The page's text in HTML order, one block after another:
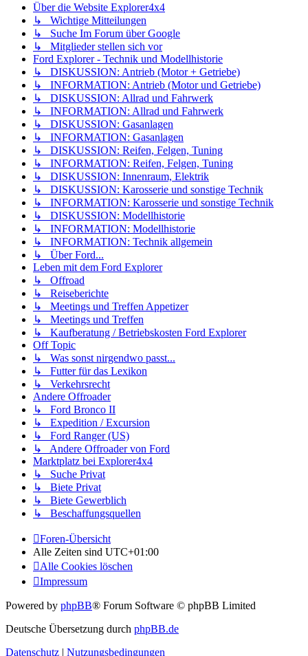
Über die Website Explorer4x4
↳ Wichtige Mitteilungen
↳ Suche Im Forum über Google
↳ Mitglieder stellen sich vor
Ford Explorer - Technik und Modellhistorie
↳ DISKUSSION: Antrieb (Motor + Getriebe)
↳ INFORMATION: Antrieb (Motor und Getriebe)
↳ DISKUSSION: Allrad und Fahrwerk
↳ INFORMATION: Allrad und Fahrwerk
↳ DISKUSSION: Gasanlagen
↳ INFORMATION: Gasanlagen
↳ DISKUSSION: Reifen, Felgen, Tuning
↳ INFORMATION: Reifen, Felgen, Tuning
↳ DISKUSSION: Innenraum, Elektrik
↳ DISKUSSION: Karosserie und sonstige Technik
↳ INFORMATION: Karosserie und sonstige Technik
↳ DISKUSSION: Modellhistorie
↳ INFORMATION: Modellhistorie
↳ INFORMATION: Technik allgemein
↳ Über Ford...
Leben mit dem Ford Explorer
↳ Offroad
↳ Reiseberichte
↳ Meetings und Treffen Appetizer
↳ Meetings und Treffen
↳ Kaufberatung / Betriebskosten Ford Explorer
Off Topic
↳ Was sonst nirgendwo passt...
↳ Futter für das Lexikon
↳ Verkehrsrecht
Andere Offroader
↳ Ford Bronco II
↳ Expedition / Excursion
↳ Ford Ranger (US)
↳ Andere Offroader von Ford
Marktplatz bei Explorer4x4
↳ Suche Privat
↳ Biete Privat
↳ Biete Gewerblich
↳ Beschaffungsquellen
Foren-Übersicht
Alle Zeiten sind UTC+01:00
Alle Cookies löschen
Impressum
Powered by phpBB® Forum Software © phpBB Limited
Deutsche Übersetzung durch phpBB.de
Datenschutz | Nutzungsbedingungen